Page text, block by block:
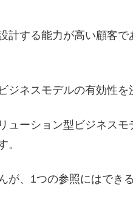
計する能力が高い顧客
ネスモデルの有効性を
ューション型ビジネス
。
、1つの参照にはでき